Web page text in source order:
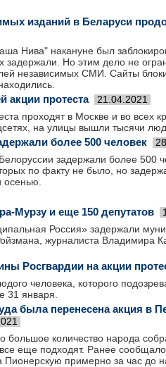
изданий в Беларуси
Нива" накануне был
задержали. Но этим дело не
независимых СМИ. Сайты
акции протеста 21.04.2021
проходят в Москве и во всех
на улицы вышли тысячи
более 500 человек
задержали более 500
по факту не было, но
Мурзу и еще 150 депутатов
Россия» задержали
журналиста Владимира
Росгвардии на акции
человека, которого
31 января.
была перенесена акция в
большое количество народа
еще подходят. Ранее
примерно за час до